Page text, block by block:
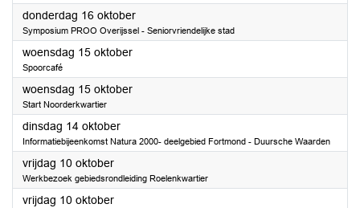
donderdag 16 oktober2025
Symposium PROO Overijssel - Seniorvriendelijke stad
woensdag 15 oktober2025
Spoorcafé
woensdag 15 oktober2025
Start Noorderkwartier
dinsdag 14 oktober2025
Informatiebijeenkomst Natura 2000- deelgebied Fortmond - Duursche Waarden
vrijdag 10 oktober2025
Werkbezoek gebiedsrondleiding Roelenkwartier
vrijdag 10 oktober2025